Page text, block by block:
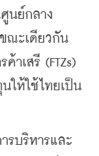
นย์กลาง
ณะเดียวกัน
าเสรี (FTZs)
ให้ใช้ไทยเป็น
รบริหารและ